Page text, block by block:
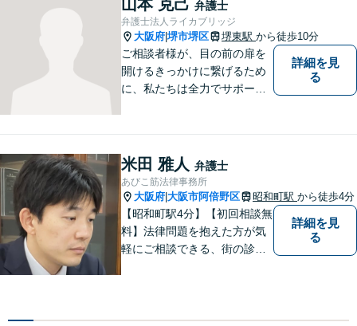
を活かし、迅速な解決を目指
します。【夜間土日祝可】
山本 克己 弁護士
弁護士法人ライカブリッジ
大阪府 堺市堺区 堺東駅 から徒歩10分
ご相談者様が、目の前の扉を
開けるきっかけに繋げるため
に、私たちは全力でサポート
詳細を見
る
米田 雅人 弁護士
あびこ筋法律事務所
大阪府 大阪市阿倍野区 昭和町駅 から徒歩4分
【昭和町駅4分】【初回相談無
料】法律問題を抱えた方が気
軽にご相談できる、街の診療
い分野に対応しております。
詳細を見
る